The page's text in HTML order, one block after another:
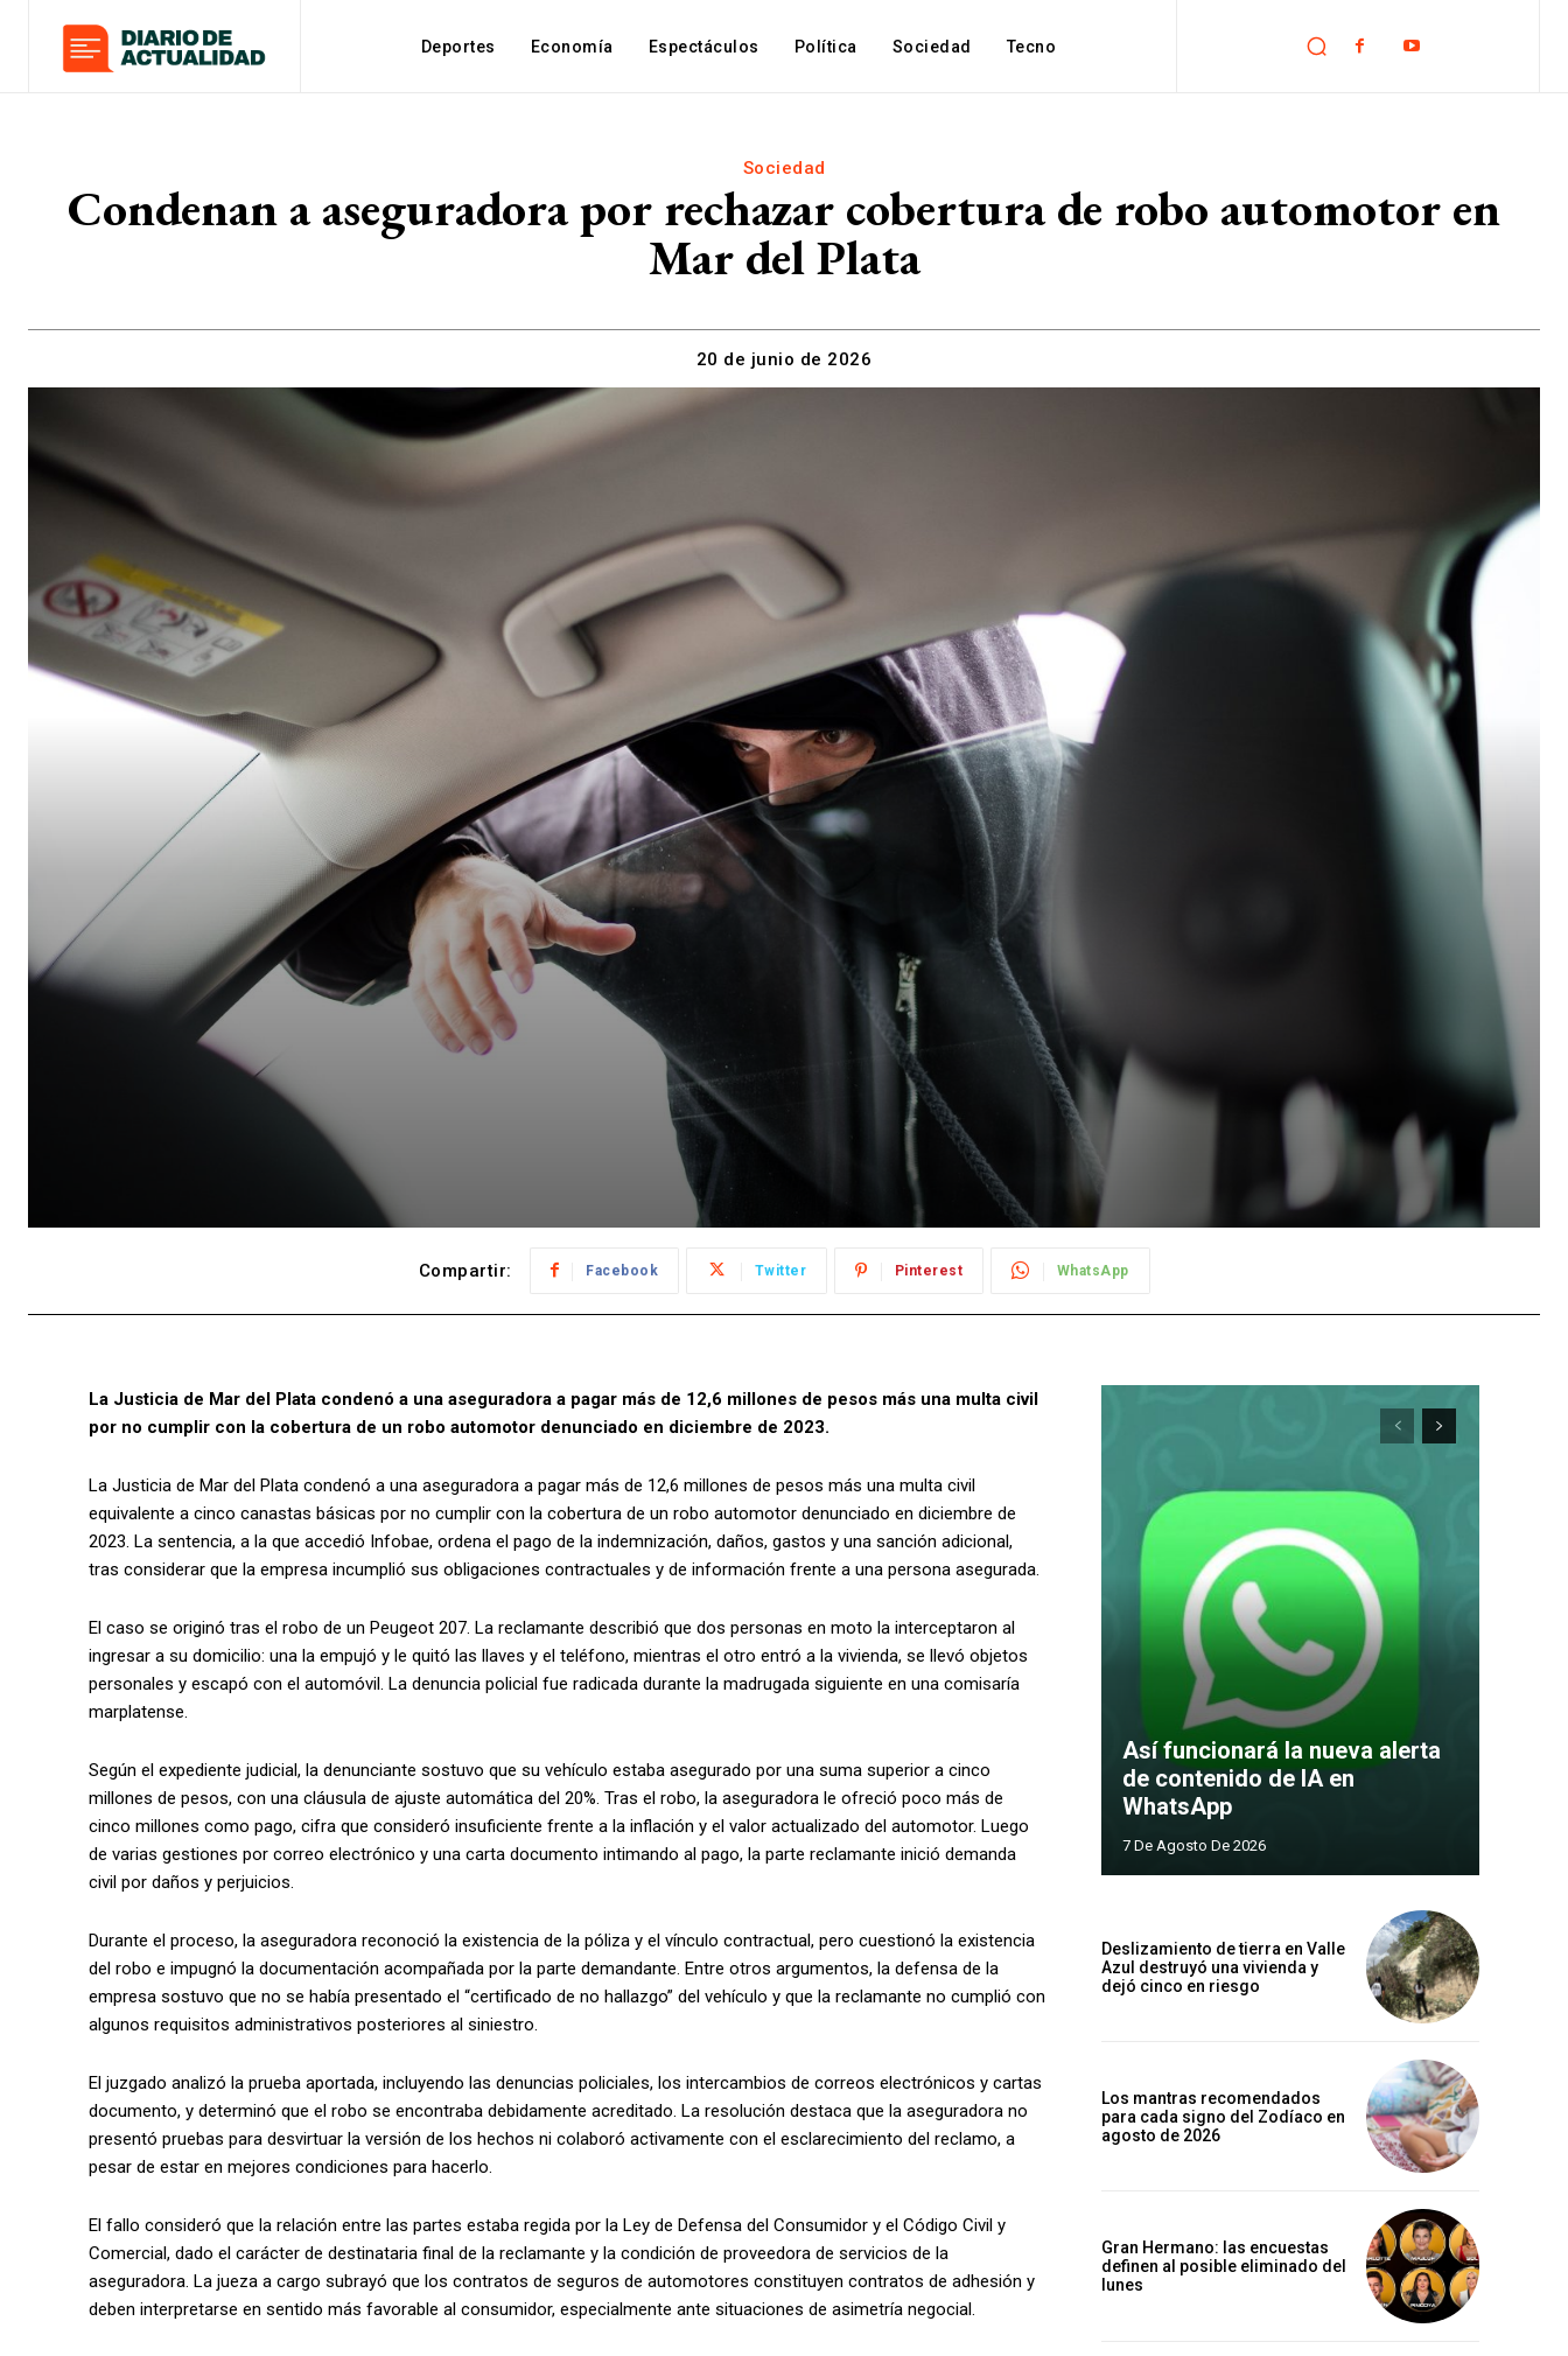
Deportes Economía Espectáculos Política Sociedad Tecno
Sociedad
Condenan a aseguradora por rechazar cobertura de robo automotor en
Mar del Plata
20 de junio de 2026
Compartir: Facebook Twitter Pinterest WhatsApp
La Justicia de Mar del Plata condenó a una aseguradora a pagar más de 12,6 millones de pesos más una multa civil
por no cumplir con la cobertura de un robo automotor denunciado en diciembre de 2023.
La Justicia de Mar del Plata condenó a una aseguradora a pagar más de 12,6 millones de pesos más una multa civil
equivalente a cinco canastas básicas por no cumplir con la cobertura de un robo automotor denunciado en diciembre de
2023. La sentencia, a la que accedió Infobae, ordena el pago de la indemnización, daños, gastos y una sanción adicional,
tras considerar que la empresa incumplió sus obligaciones contractuales y de información frente a una persona asegurada.
El caso se originó tras el robo de un Peugeot 207. La reclamante describió que dos personas en moto la interceptaron al
ingresar a su domicilio: una la empujó y le quitó las llaves y el teléfono, mientras el otro entró a la vivienda, se llevó objetos
personales y escapó con el automóvil. La denuncia policial fue radicada durante la madrugada siguiente en una comisaría
marplatense.
Según el expediente judicial, la denunciante sostuvo que su vehículo estaba asegurado por una suma superior a cinco
millones de pesos, con una cláusula de ajuste automática del 20%. Tras el robo, la aseguradora le ofreció poco más de
cinco millones como pago, cifra que consideró insuficiente frente a la inflación y el valor actualizado del automotor. Luego
de varias gestiones por correo electrónico y una carta documento intimando al pago, la parte reclamante inició demanda
civil por daños y perjuicios.
Durante el proceso, la aseguradora reconoció la existencia de la póliza y el vínculo contractual, pero cuestionó la existencia
del robo e impugnó la documentación acompañada por la parte demandante. Entre otros argumentos, la defensa de la
empresa sostuvo que no se había presentado el “certificado de no hallazgo” del vehículo y que la reclamante no cumplió con
algunos requisitos administrativos posteriores al siniestro.
El juzgado analizó la prueba aportada, incluyendo las denuncias policiales, los intercambios de correos electrónicos y cartas
documento, y determinó que el robo se encontraba debidamente acreditado. La resolución destaca que la aseguradora no
presentó pruebas para desvirtuar la versión de los hechos ni colaboró activamente con el esclarecimiento del reclamo, a
pesar de estar en mejores condiciones para hacerlo.
El fallo consideró que la relación entre las partes estaba regida por la Ley de Defensa del Consumidor y el Código Civil y
Comercial, dado el carácter de destinataria final de la reclamante y la condición de proveedora de servicios de la
aseguradora. La jueza a cargo subrayó que los contratos de seguros de automotores constituyen contratos de adhesión y
deben interpretarse en sentido más favorable al consumidor, especialmente ante situaciones de asimetría negocial.
Así funcionará la nueva alerta
de contenido de IA en
WhatsApp
7 De Agosto De 2026
Deslizamiento de tierra en Valle
Azul destruyó una vivienda y
dejó cinco en riesgo
Los mantras recomendados
para cada signo del Zodíaco en
agosto de 2026
Gran Hermano: las encuestas
definen al posible eliminado del
lunes